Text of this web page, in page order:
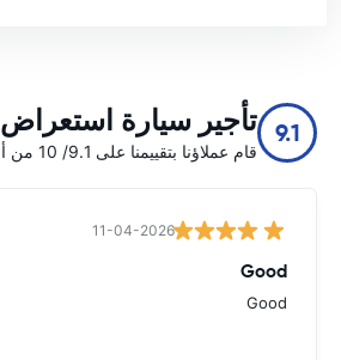
9.1 تأجير سيارة استعراض
قام عملاؤنا بتقييمنا على 9.1/ 10 من أصل 12842
11-04-2026
Good
Good